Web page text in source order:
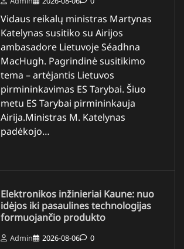
Vidaus reikalų ministras Martynas
Katelynas susitiko su Airijos
ambasadore Lietuvoje Séadhna
MacHugh. Pagrindinė susitikimo
tema – artėjantis Lietuvos
pirmininkavimas ES Tarybai. Šiuo
metu ES Tarybai pirmininkauja
Airija.Ministras M. Katelynas
padėkojo…
Elektronikos inžinieriai Kaune: nuo
idėjos iki pasaulines technologijas
formuojančio produkto
Admin 2026-08-06 0